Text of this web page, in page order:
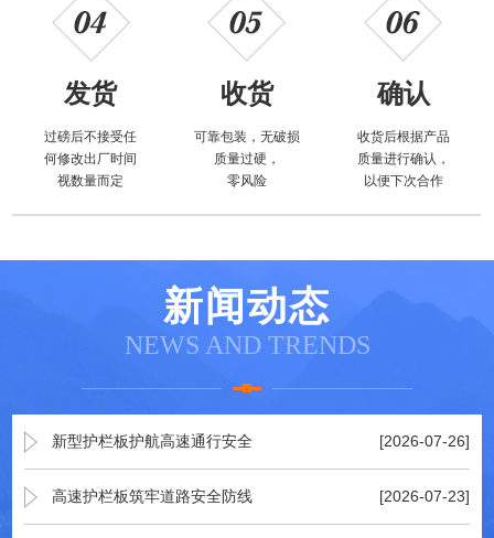
发货
过磅后不接受任
何修改出厂时间
视数量而定
收货
可靠包装，无破损
质量过硬，
零风险
确认
收货后根据产品
质量进行确认，
以便下次合作
新闻动态
NEWS AND TRENDS
新型护栏板护航高速通行安全 [2026-07-26]
高速护栏板筑牢道路安全防线 [2026-07-23]